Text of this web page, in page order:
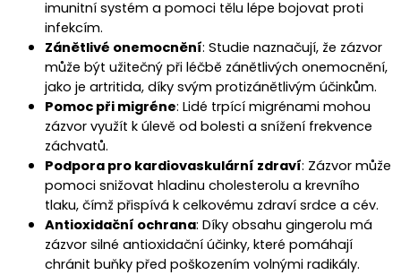
imunitní systém a pomoci tělu lépe bojovat proti
infekcím.
Zánětlivé onemocnění: Studie naznačují, že zázvor
může být užitečný při léčbě zánětlivých onemocnění,
jako je artritida, díky svým protizánětlivým účinkům.
Pomoc při migréne: Lidé trpící migrénami mohou
zázvor využít k úlevě od bolesti a snížení frekvence
záchvatů.
Podpora pro kardiovaskulární zdraví: Zázvor může
pomoci snižovat hladinu cholesterolu a krevního
tlaku, čímž přispívá k celkovému zdraví srdce a cév.
Antioxidační ochrana: Díky obsahu gingerolu má
zázvor silné antioxidační účinky, které pomáhají
chránit buňky před poškozením volnými radikály.